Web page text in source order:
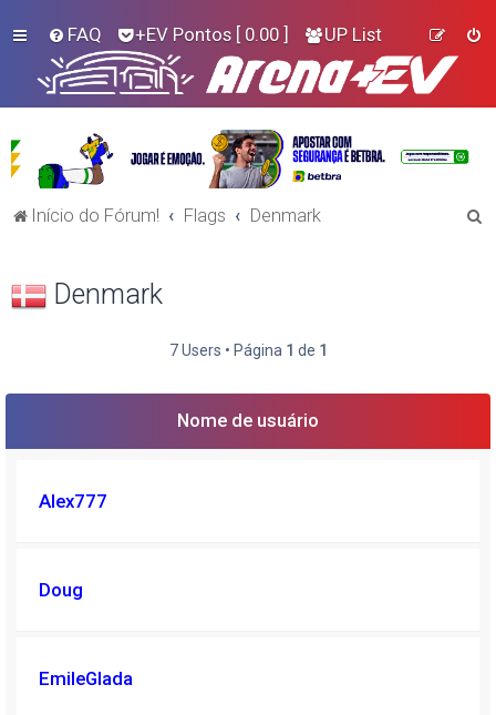
FAQ +EV Pontos [ 0.00 ] UP List
Início do Fórum! Flags Denmark
s
Denmark
7 Users • Página 1 de 1
Nome de usuário
Alex777
Doug
EmileGlada